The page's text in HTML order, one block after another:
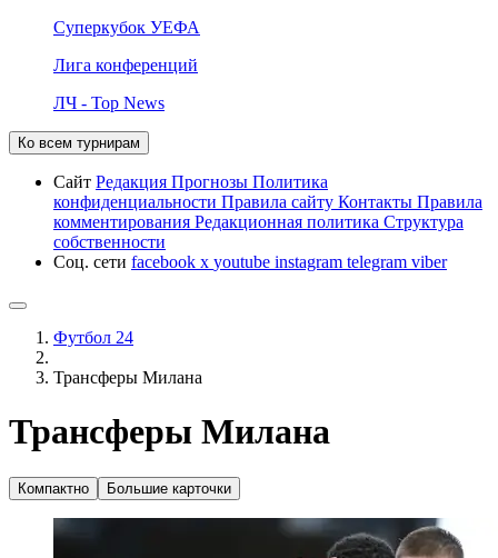
Суперкубок УЕФА
Лига конференций
ЛЧ - Top News
Ко всем турнирам
Сайт Редакция Прогнозы Политика
конфиденциальности Правила сайту Контакты Правила
комментирования Редакционная политика Структура
собственности
Соц. сети facebook x youtube instagram telegram viber
Футбол 24
Трансферы Милана
Трансферы Милана
Компактно Большие карточки